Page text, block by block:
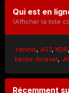
Qui est en
(Afficher la liste
Yaninis AS7 KDR
becks-forever
Récemment